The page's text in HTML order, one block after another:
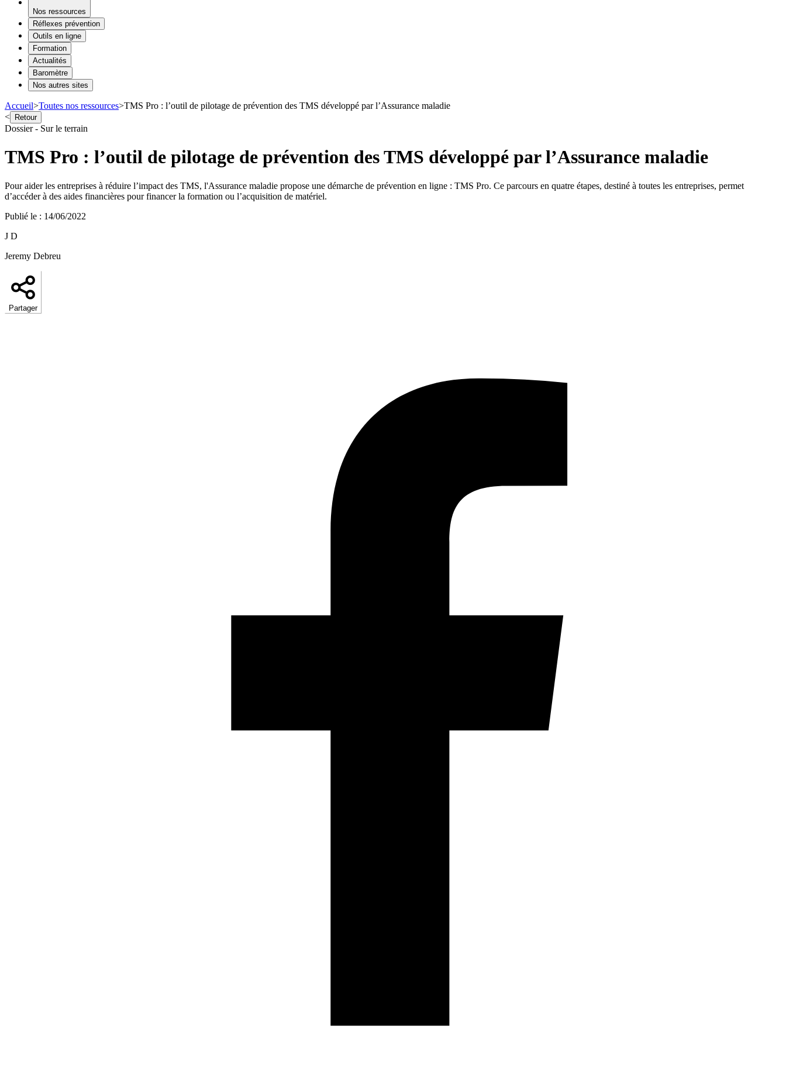
Nos ressources
Réflexes prévention
Outils en ligne
Formation
Actualités
Baromètre
Nos autres sites
Accueil>Toutes nos ressources>TMS Pro : l’outil de pilotage de prévention des TMS développé par l’Assurance maladie
< Retour
Dossier - Sur le terrain
TMS Pro : l’outil de pilotage de prévention des TMS développé par l’Assurance maladie
Pour aider les entreprises à réduire l’impact des TMS, l'Assurance maladie propose une démarche de prévention en ligne : TMS Pro. Ce parcours en quatre étapes, destiné à toutes les entreprises, permet
d’accéder à des aides financières pour financer la formation ou l’acquisition de matériel.
Publié le : 14/06/2022
J D
Jeremy Debreu
Partager